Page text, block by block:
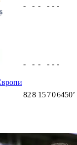
- - - - - -
- - - - - -
828 15706450ʼ